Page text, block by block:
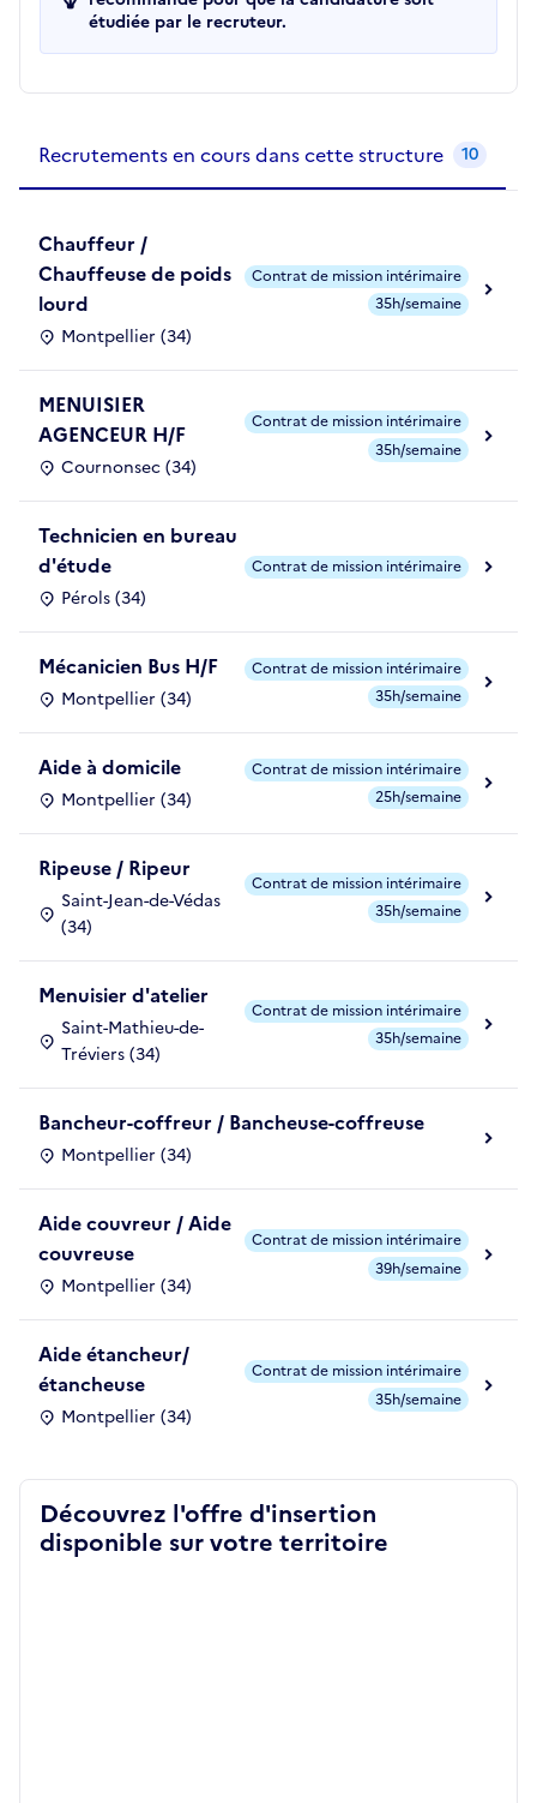
étudiée par le recruteur.
Recrutements en cours dans cette structure 10
Chauffeur /
Chauffeuse de poids
lourd
Montpellier (34)
Contrat de mission intérimaire
35h/semaine
MENUISIER
AGENCEUR H/F
Cournonsec (34)
Contrat de mission intérimaire
35h/semaine
Technicien en bureau
d'étude
Pérols (34)
Contrat de mission intérimaire
Mécanicien Bus H/F
Montpellier (34)
Contrat de mission intérimaire
35h/semaine
Aide à domicile
Montpellier (34)
Contrat de mission intérimaire
25h/semaine
Ripeuse / Ripeur
Saint-Jean-de-Védas
(34)
Contrat de mission intérimaire
35h/semaine
Menuisier d'atelier
Saint-Mathieu-de-
Tréviers (34)
Contrat de mission intérimaire
35h/semaine
Bancheur-coffreur / Bancheuse-coffreuse
Montpellier (34)
Aide couvreur / Aide
couvreuse
Montpellier (34)
Contrat de mission intérimaire
39h/semaine
Aide étancheur/
étancheuse
Montpellier (34)
Contrat de mission intérimaire
35h/semaine
Découvrez l'offre d'insertion
disponible sur votre territoire